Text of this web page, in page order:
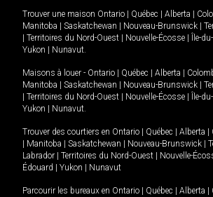
Trouver une maison Ontario Québec Alberta
Manitoba
Saskatchewan Nouveau-Brunswick
Territoires du Nord-Ouest Nouvelle-Écosse Île-
Yukon
Nunavut.
Maisons à louer - Ontario Québec Alberta
Manitoba
Saskatchewan Nouveau-Brunswick
Territoires du Nord-Ouest Nouvelle-Écosse Île-
Yukon
Nunavut.
Trouver des courtiers en Ontario Québec Alberta
Manitoba Saskatchewan Nouveau-Brunswick
Labrador
Territoires du Nord-Ouest Nouvelle-
Édouard
Yukon Nunavut
Parcourir les bureaux en Ontario Québec Alberta